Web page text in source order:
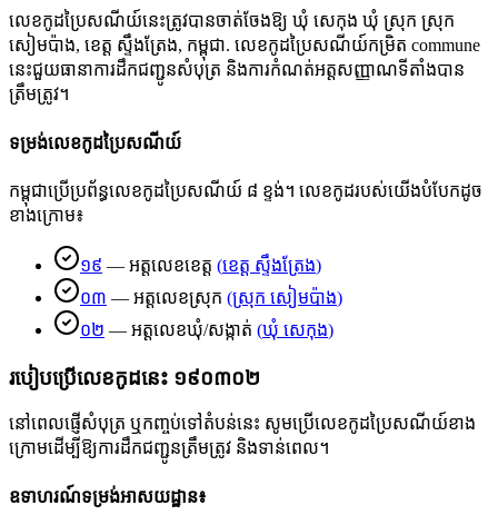
លេខកូដប្រៃសណីយ៍នេះត្រូវបានចាត់ចែងឱ្យ ឃុំ សេកុង ឃុំ ស្រុក ស្រុក
សៀមប៉ាង, ខេត្ត ស្ទឹងត្រែង, កម្ពុជា. លេខកូដប្រៃសណីយ៍កម្រិត commune
នេះជួយធានាការដឹកជញ្ជូនសំបុត្រ និងការកំណត់អត្តសញ្ញាណទីតាំងបាន
ត្រឹមត្រូវ។
ទម្រង់លេខកូដប្រៃសណីយ៍
កម្ពុជាប្រើប្រព័ន្ធលេខកូដប្រៃសណីយ៍ ៨ ខ្ទង់។ លេខកូដរបស់យើងបំបែកដូច
ខាងក្រោម៖
១៩ — អត្តលេខខេត្ត (ខេត្ត ស្ទឹងត្រែង)
០៣ — អត្តលេខស្រុក (ស្រុក សៀមប៉ាង)
០២ — អត្តលេខឃុំ/សង្កាត់ (ឃុំ សេកុង)
របៀបប្រើលេខកូដនេះ ១៩០៣០២
នៅពេលផ្ញើសំបុត្រ ឬកញ្ចប់ទៅតំបន់នេះ សូមប្រើលេខកូដប្រៃសណីយ៍ខាង
ក្រោមដើម្បីឱ្យការដឹកជញ្ជូនត្រឹមត្រូវ និងទាន់ពេល។
ឧទាហរណ៍ទម្រង់អាសយដ្ឋាន៖